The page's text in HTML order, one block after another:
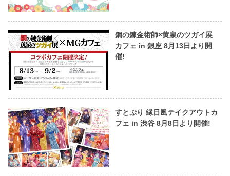
鋼の錬金術師×黄泉のツガイ展
カフェ in 銀座 8月13日より開
催!
すとぷり 縁日風テイクアウトカ
フェ in 渋谷 8月8日より開催!